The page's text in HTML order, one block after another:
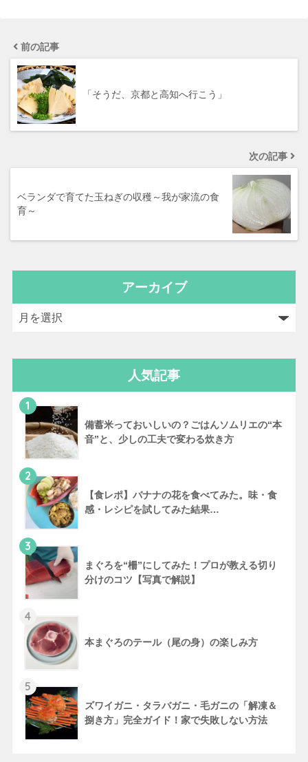
前の記事
「そうだ、京都と高知へ行こう」
次の記事
ベランダで育てた玉ねぎの収穫～我が家流の食
育～
アーカイブ
人気記事
1
備蓄米っておいしいの？ごはんソムリエの“本
音”と、少しの工夫で変わる炊き方
2
【食レポ】バナナの花を食べてみた。味・食
感・レシピを試してみた結果…
3
まぐろを“柵”にしてみた！プロが教える切り
分けのコツ【写真で解説】
4
本まぐろのテール（尾の身）の楽しみ方
5
ズワイガニ・タラバガニ・毛ガニの「解凍＆
捌き方」完全ガイド！家で失敗しない方法